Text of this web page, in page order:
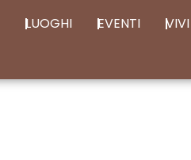
LUOGHI EVENTI